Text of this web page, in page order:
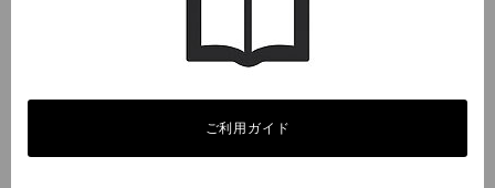
ご利用ガイド